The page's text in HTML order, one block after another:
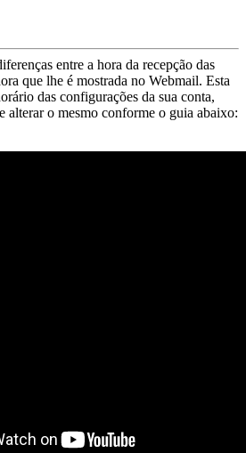
entre a hora da recepção das
que lhe é mostrada no Webmail. Esta
das configurações da sua conta,
alterar o mesmo conforme o guia abaixo: